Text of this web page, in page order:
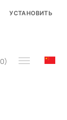
0)
УСТАНОВИТЬ